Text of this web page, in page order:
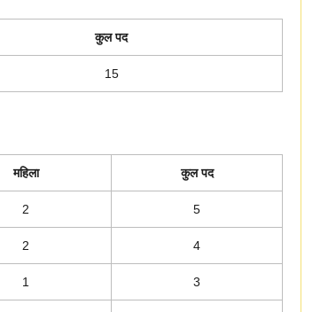
कुल पद
15
महिला कुल पद
2 5
2 4
1 3